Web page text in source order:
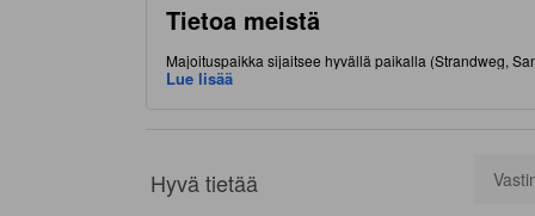
Tietoa meistä
Majoituspaikka sijaitsee hyvällä paikalla (Strandweg,
ruokapaikoista.
Lue lisää
Hyvä tietää